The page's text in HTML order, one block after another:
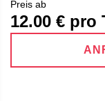
Preis ab
12.00 € pro